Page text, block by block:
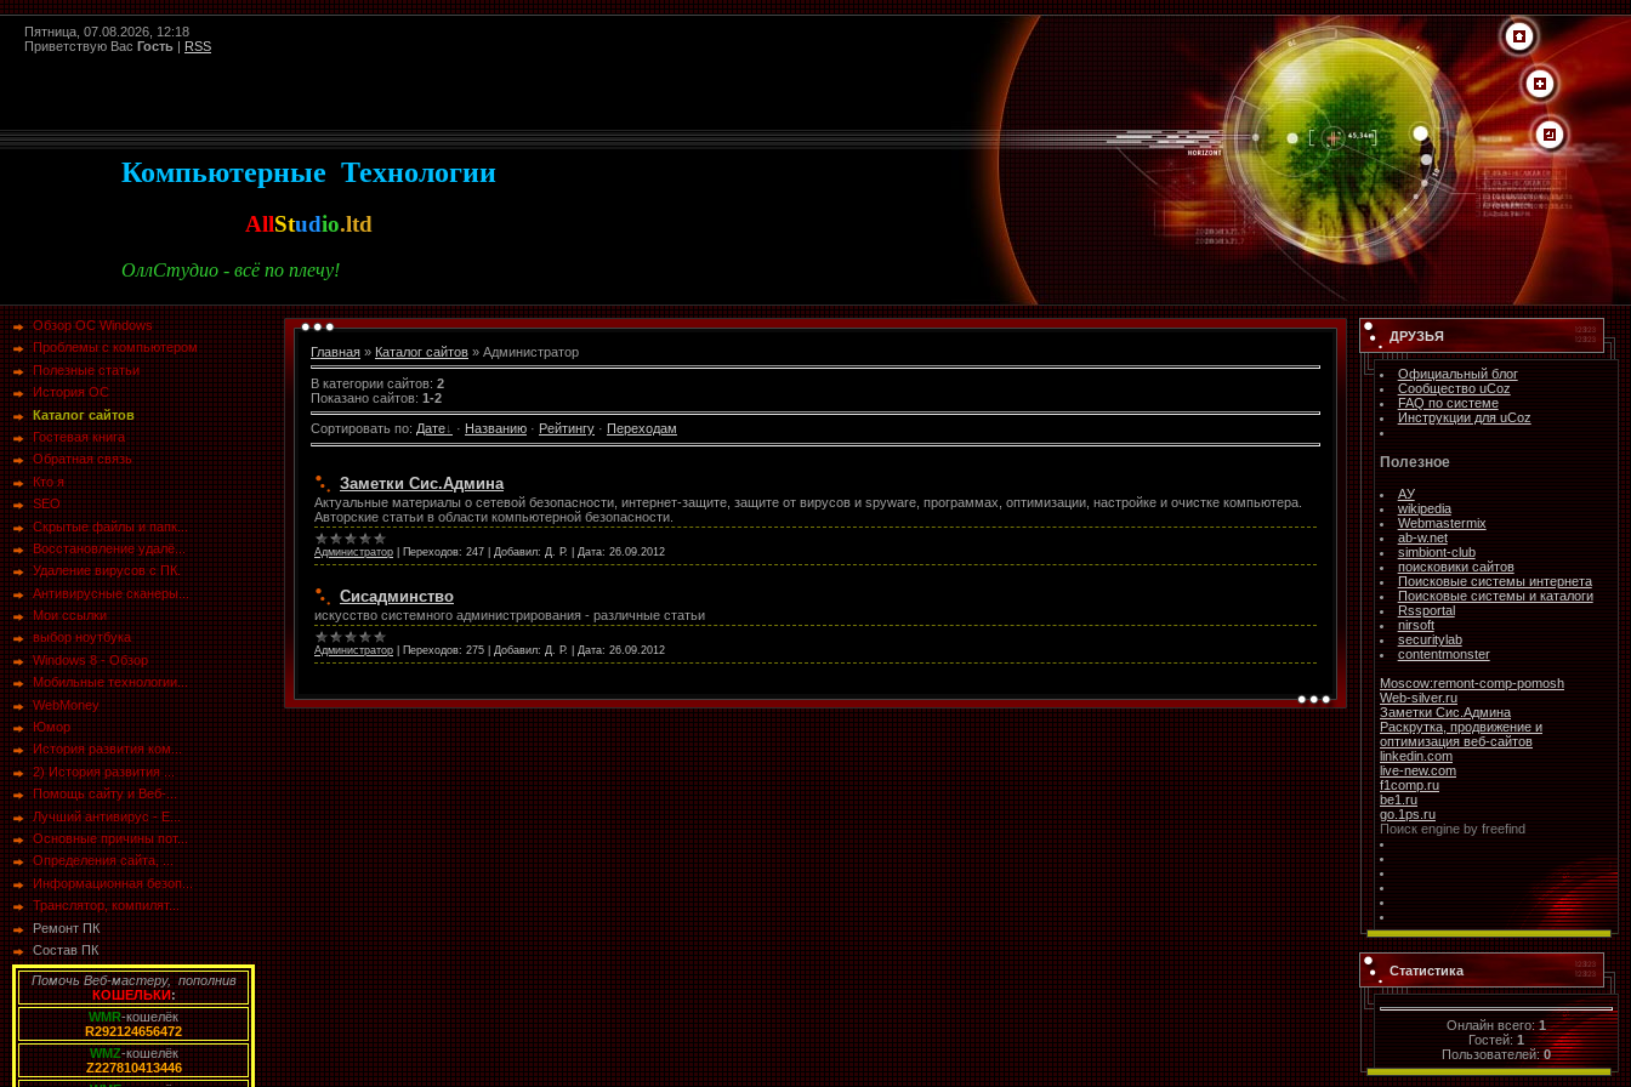
Пятница, 07.08.2026, 12:18
Приветствую Вас Гость | RSS
Компьютерные Технологии
AllStudio.ltd
ОллСтудио - всё по плечу!
Обзор ОС Windows
Проблемы с компьютером
Полезные статьи
История ОС
Каталог сайтов
Гостевая книга
Обратная связь
Кто я
SEO
Скрытые файлы и папк...
Восстановление удалё...
Удаление вирусов с ПК.
Антивирусные сканеры...
Мои ссылки
выбор ноутбука
Windows 8 - Обзор
Мобильные технологии...
WebMoney
Юмор
История развития ком...
2) История развития ...
Помощь сайту и Веб-...
Лучший антивирус - E...
Основные причины пот...
Определения сайта, ...
Информационная безоп...
Транслятор, компилят...
Ремонт ПК
Состав ПК
Помочь Веб-мастеру, пополнив
КОШЕЛЬКИ:
WMR-кошелёк
R292124656472
WMZ-кошелёк
Z227810413446
Главная » Каталог сайтов » Администратор
В категории сайтов: 2
Показано сайтов: 1-2
Сортировать по: Дате · Названию · Рейтингу · Переходам
Заметки Сис.Админа
Актуальные материалы о сетевой безопасности, интернет-защите, защите от вирусов и spyware, программах, оптимизации, настройке и очистке компьютера.
Авторские статьи в области компьютерной безопасности.
Администратор Переходов: 247 Добавил: Д. Р. Дата: 26.09.2012
Сисадминство
искусство системного администрирования - различные статьи
Администратор Переходов: 275 Добавил: Д. Р. Дата: 26.09.2012
ДРУЗЬЯ
Официальный блог
Сообщество uCoz
FAQ по системе
Инструкции для uCoz
Полезное
АУ
wikipedia
Webmastermix
ab-w.net
simbiont-club
поисковики сайтов
Поисковые системы интернета
Поисковые системы и каталоги
Rssportal
nirsoft
securitylab
contentmonster
Moscow:remont-comp-pomosh
Web-silver.ru
Заметки Сис.Админа
Раскрутка, продвижение и
оптимизация веб-сайтов
linkedin.com
live-new.com
f1comp.ru
be1.ru
go.1ps.ru
Поиск engine by freefind
Статистика
Онлайн всего:1
Гостей:1
Пользователей:0